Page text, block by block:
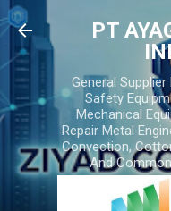
Skip
PT
General
Safety
Mechanical
Repair Metal
Convection,
And